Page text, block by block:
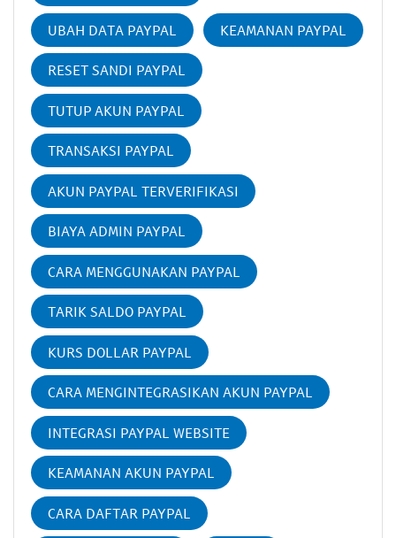
UBAH DATA PAYPAL KEAMANAN PAYPAL
RESET SANDI PAYPAL
TUTUP AKUN PAYPAL
TRANSAKSI PAYPAL
AKUN PAYPAL TERVERIFIKASI
BIAYA ADMIN PAYPAL
CARA MENGGUNAKAN PAYPAL
TARIK SALDO PAYPAL
KURS DOLLAR PAYPAL
CARA MENGINTEGRASIKAN AKUN PAYPAL
INTEGRASI PAYPAL WEBSITE
KEAMANAN AKUN PAYPAL
CARA DAFTAR PAYPAL